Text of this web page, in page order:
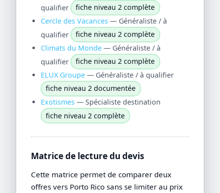
qualifier
fiche niveau 2 complète
Cercle des Vacances— Généraliste / à
qualifier
fiche niveau 2 complète
Climats du Monde— Généraliste / à
qualifier
fiche niveau 2 complète
ELUX Groupe— Généraliste / à qualifier
fiche niveau 2 documentée
Exotismes— Spécialiste destination
fiche niveau 2 complète
Matrice de lecture du devis
Cette matrice permet de comparer deux
offres vers Porto Rico sans se limiter au prix